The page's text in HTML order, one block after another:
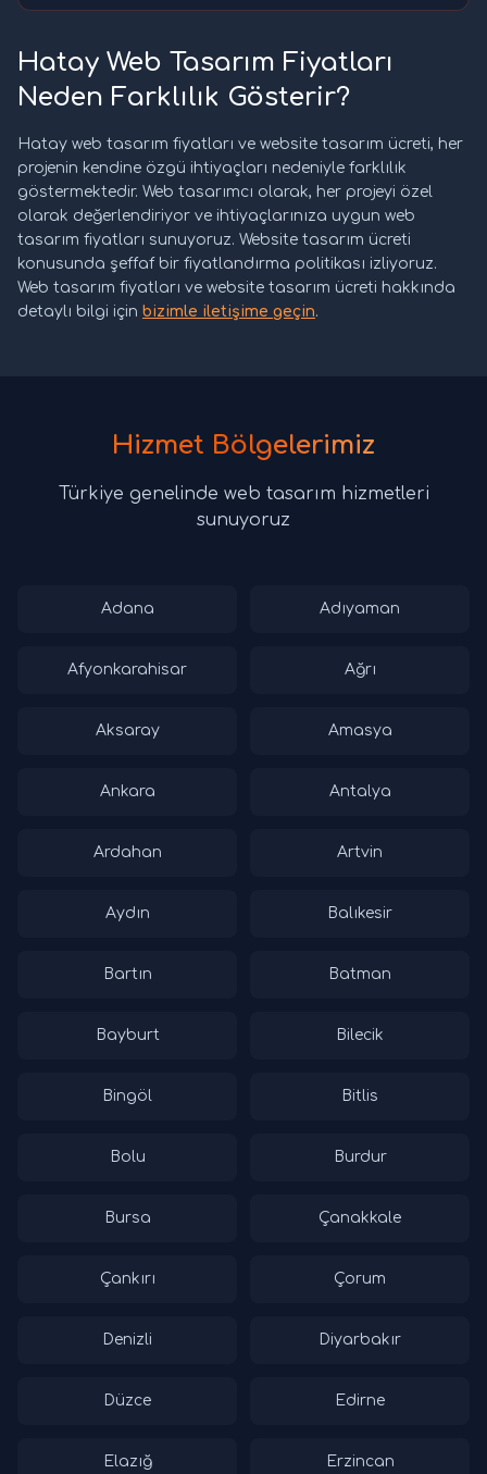
Hatay Web Tasarım Fiyatları
Neden Farklılık Gösterir?
Hatay web tasarım fiyatları ve website tasarım ücreti, her
projenin kendine özgü ihtiyaçları nedeniyle farklılık
göstermektedir. Web tasarımcı olarak, her projeyi özel
olarak değerlendiriyor ve ihtiyaçlarınıza uygun web
tasarım fiyatları sunuyoruz. Website tasarım ücreti
konusunda şeffaf bir fiyatlandırma politikası izliyoruz.
Web tasarım fiyatları ve website tasarım ücreti hakkında
detaylı bilgi için bizimle iletişime geçin.
Hizmet Bölgelerimiz
Türkiye genelinde web tasarım hizmetleri
sunuyoruz
Adana Adıyaman
Afyonkarahisar Ağrı
Aksaray Amasya
Ankara Antalya
Ardahan Artvin
Aydın Balıkesir
Bartın Batman
Bayburt Bilecik
Bingöl Bitlis
Bolu Burdur
Bursa Çanakkale
Çankırı Çorum
Denizli Diyarbakır
Düzce Edirne
Elazığ Erzincan